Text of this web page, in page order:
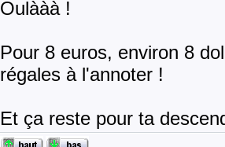
Oulààà !
Pour 8 euros, environ 8
régales à l'annoter !
Et ça reste pour ta